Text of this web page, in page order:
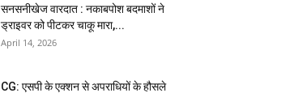
सनसनीखेज वारदात : नकाबपोश बदमाशों ने
ड्राइवर को पीटकर चाकू मारा,...
April 14, 2026
CG: एसपी के एक्शन से अपराधियों के हौसले